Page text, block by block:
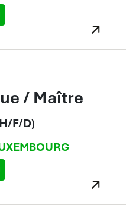
/ Maître
F/D)